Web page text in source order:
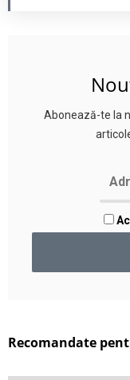
Abonează-te la
Recomandate